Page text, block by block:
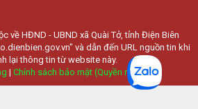
về HĐND - UBND xã Quài Tở, tỉnh Điện Biên
và dẫn đến URL nguồn tin khi
lại thông tin từ website này.
| Chính sách bảo mật (Quyền riêng tư)